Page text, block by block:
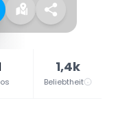
1,4k
Beliebtheit